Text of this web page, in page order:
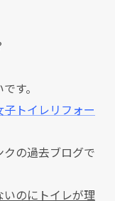
す。
トイレリフォー
の過去ブログで
のにトイレが理